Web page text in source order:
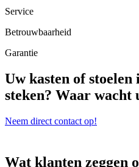
Service
Betrouwbaarheid
Garantie
Uw kasten of stoelen
steken? Waar wacht
Neem direct contact op!
Wat klanten zeggen